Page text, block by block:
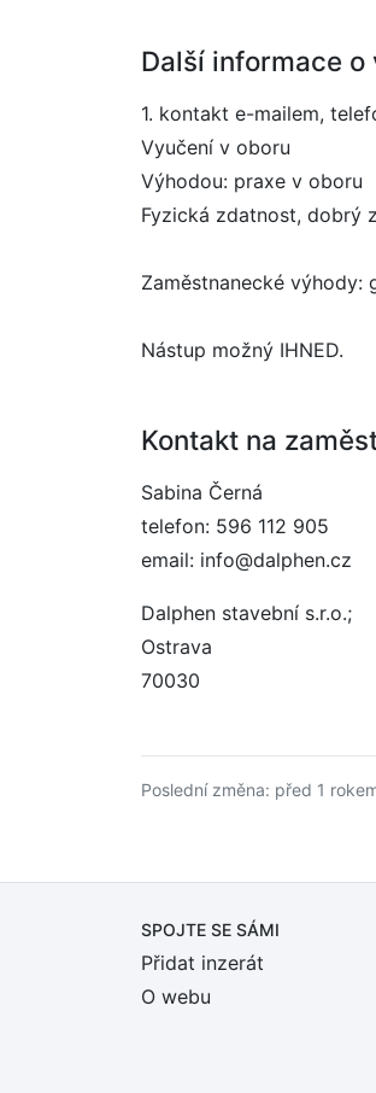
Další informace o
1. kontakt e-mailem,
Vyučení v oboru
Výhodou: praxe v oboru
Fyzická zdatnost, dobrý
Zaměstnanecké
Nástup možný IHNED.
Kontakt na
Sabina Černá
telefon: 596 112 905
email: info@dalphen.cz
Dalphen stavební s.r.o.;
Ostrava
70030
Poslední změna: před 1
SPOJTE SE SÁMI
Přidat inzerát
O webu